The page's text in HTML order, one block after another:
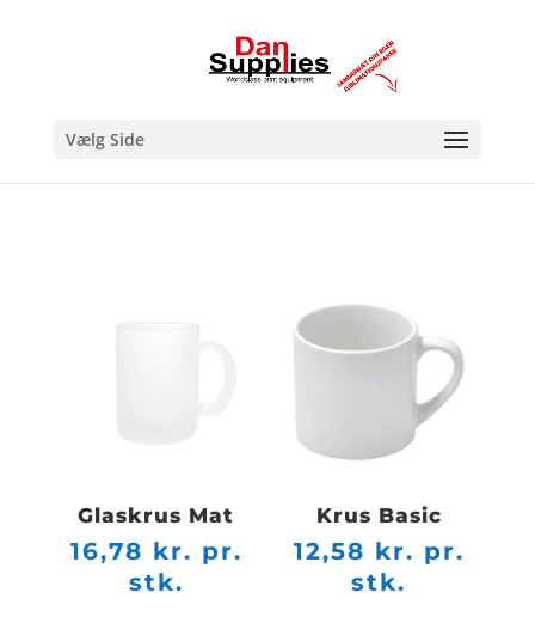
Vælg Side
Glaskrus Mat
16,78 kr. pr.
stk.
Krus Basic
12,58 kr. pr.
stk.